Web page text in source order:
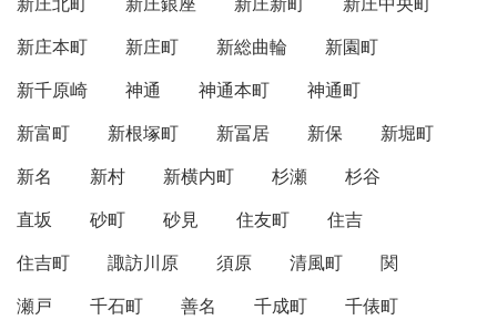
新庄本町
新庄町 新総曲輪
新園町
新千原崎
神通 神通本町
神通町
新富町
新根塚町 新冨居 新保
新堀町
新名
新村 新横内町 杉瀬
杉谷
直坂
砂町 砂見 住友町
住吉
住吉町
諏訪川原 須原 清風町
関
瀬戸
千石町 善名 千成町
千俵町